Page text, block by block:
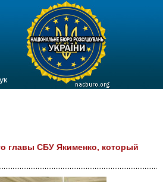
главы СБУ Якименко, который